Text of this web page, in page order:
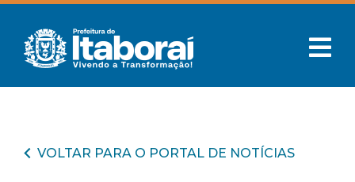
VOLTAR PARA O PORTAL DE NOTÍCIAS